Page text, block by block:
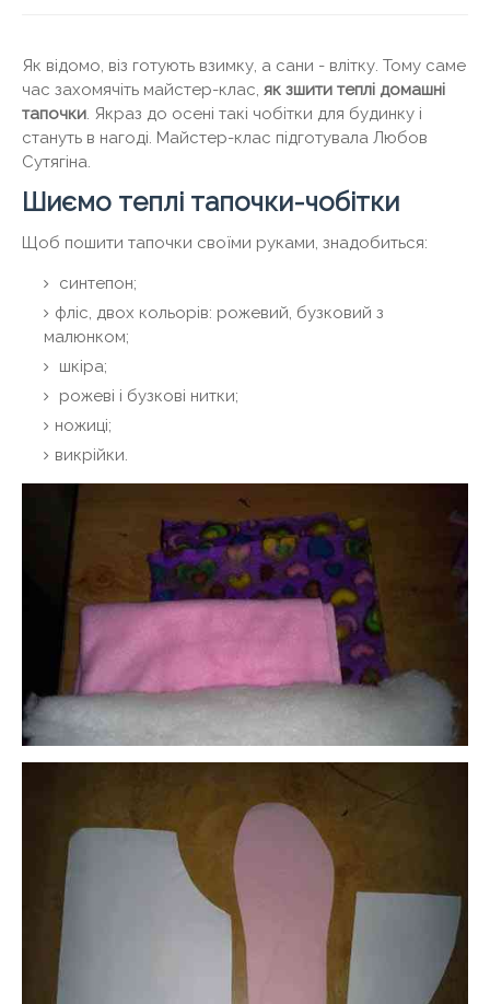
Як відомо, віз готують взимку, а сани - влітку. Тому саме
час захомячіть майстер-клас, як зшити теплі домашні
тапочки. Якраз до осені такі чобітки для будинку і
стануть в нагоді. Майстер-клас підготувала Любов
Сутягіна.
Шиємо теплі тапочки-чобітки
Щоб пошити тапочки своїми руками, знадобиться:
синтепон;
фліс, двох кольорів: рожевий, бузковий з
малюнком;
шкіра;
рожеві і бузкові нитки;
ножиці;
викрійки.